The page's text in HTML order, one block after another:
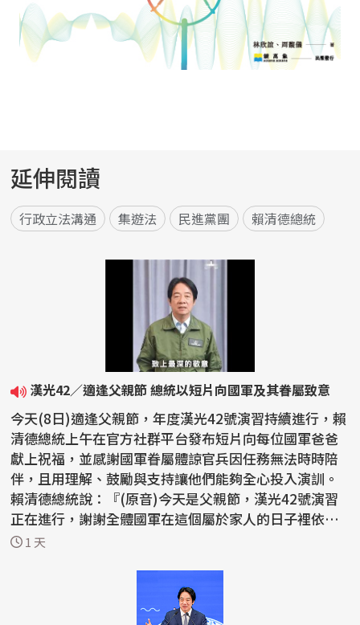
延伸閱讀
行政立法溝通 集遊法 民進黨團 賴清德總統
漢光42／適逢父親節 總統以短片向國軍及其眷屬致意
今天(8日)適逢父親節，年度漢光42號演習持續進行，賴
清德總統上午在官方社群平台發布短片向每位國軍爸爸
獻上祝福，並感謝國軍眷屬體諒官兵因任務無法時時陪
伴，且用理解、鼓勵與支持讓他們能夠全心投入演訓。
賴清德總統說：『(原音)今天是父親節，漢光42號演習
正在進行，謝謝全體國軍在這個屬於家人的日子裡依然
堅守...
1 天